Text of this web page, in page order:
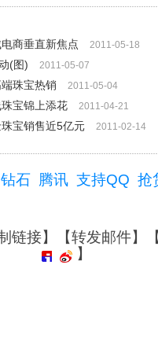
商垂直新焦点
2011-05-18
(图) 2011-05-07
珠宝热销 2011-05-04
宝锦上添花 2011-04-21
宝销售近5亿元 2011-02-14
钻石 腾讯 支持QQ 抢
链接】【转发邮件】
】